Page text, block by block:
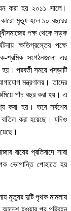
করা হয় ২০১১ সালে।
কারো মৃত্যু হলে ১০ বছরের
পক্ষ থেকে সড়ক
ক্ষতিগ্রস্তের পক্ষে
শ্রমিক সংগঠনগুলো এর
পরবর্তী সময়ে খসড়াটি
মন্ত্রণালয়। তাদের
পাঁচ বছর করা হয়। এ
করা হয়। তবে সর্বশেষ
করা হয়েছে। যদিও
রায়ের প্রতিবাদে সারা
ভোগান্তি পোহাতে হয়
মৃত্যুর দুটি পৃথক মামলায়
আদেশ হওয়ার পর পরিবহন